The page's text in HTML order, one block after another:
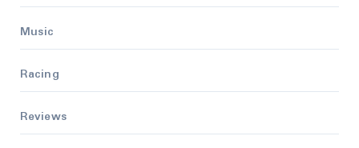
Music
Racing
Reviews